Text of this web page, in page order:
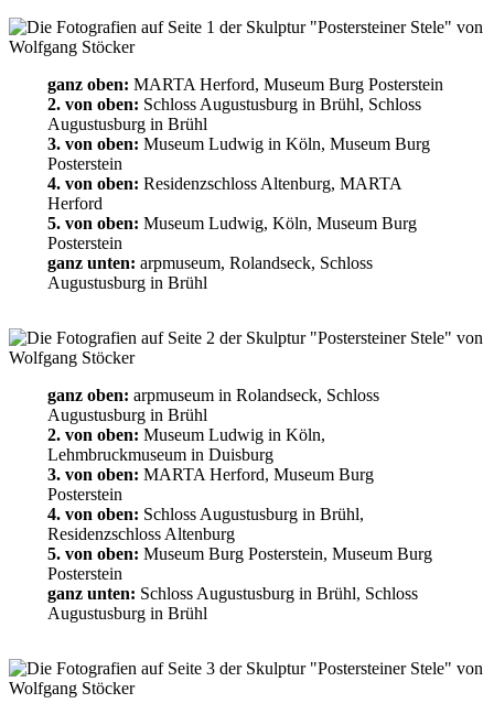
ganz oben: MARTA Herford, Museum Burg Posterstein
2. von oben: Schloss Augustusburg in Brühl, Schloss
Augustusburg in Brühl
3. von oben: Museum Ludwig in Köln, Museum Burg
Posterstein
4. von oben: Residenzschloss Altenburg, MARTA
Herford
5. von oben: Museum Ludwig, Köln, Museum Burg
Posterstein
ganz unten: arpmuseum, Rolandseck, Schloss
Augustusburg in Brühl
ganz oben: arpmuseum in Rolandseck, Schloss
Augustusburg in Brühl
2. von oben: Museum Ludwig in Köln,
Lehmbruckmuseum in Duisburg
3. von oben: MARTA Herford, Museum Burg
Posterstein
4. von oben: Schloss Augustusburg in Brühl,
Residenzschloss Altenburg
5. von oben: Museum Burg Posterstein, Museum Burg
Posterstein
ganz unten: Schloss Augustusburg in Brühl, Schloss
Augustusburg in Brühl